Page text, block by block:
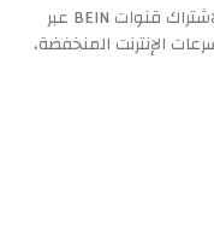
كما يتيح الجهاز إمكانية إضافة كود VIP لاشتراك قنوات BEIN عبر
الإنترنت المنخفضة،